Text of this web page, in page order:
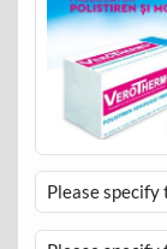
Please specify